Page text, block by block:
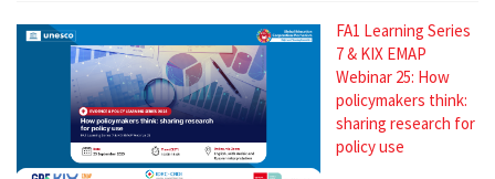
FA1 Learning Series
7 & KIX EMAP
Webinar 25: How
policymakers think:
sharing research for
policy use